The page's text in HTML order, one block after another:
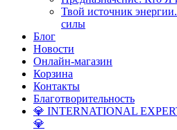
Твой источник
силы
Блог
Новости
Онлайн-магазин
Корзина
Контакты
Благотворительность
💎 INTERNATIONAL
💎